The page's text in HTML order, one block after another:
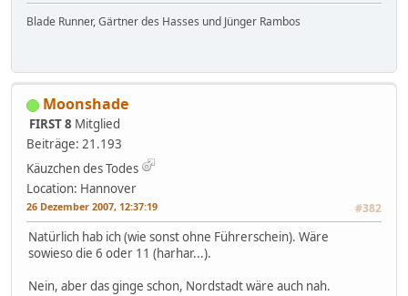
Blade Runner, Gärtner des Hasses und Jünger Rambos
Moonshade
FIRST 8 Mitglied
Beiträge: 21.193
Käuzchen des Todes
Location: Hannover
26 Dezember 2007, 12:37:19 #382
Natürlich hab ich (wie sonst ohne Führerschein). Wäre
sowieso die 6 oder 11 (harhar...).
Nein, aber das ginge schon, Nordstadt wäre auch nah.